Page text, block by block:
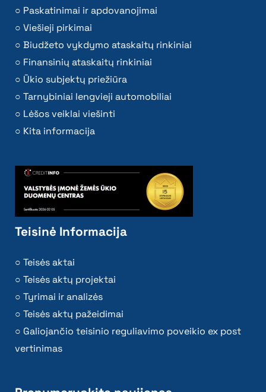
Paskatinimai ir apdovanojimai
Viešieji pirkimai
Biudžeto vykdymo ataskaitų rinkiniai
Finansinių ataskaitų rinkiniai
Ūkio subjektų priežiūra
Tarnybiniai lengvieji automobiliai
Lėšos veiklai viešinti
Kita informacija
Teisinė Informacija
Teisės aktai
Teisės aktų projektai
Tyrimai ir analizės
Teisės aktų pažeidimai
Galiojančio teisinio reguliavimo poveikio ex post
vertinimas